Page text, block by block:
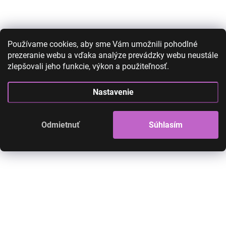
Používame cookies, aby sme Vám umožnili pohodlné
prezeranie webu a vďaka analýze prevádzky webu neustále
zlepšovali jeho funkcie, výkon a použiteľnosť.
Nastavenie
Odmietnuť Súhlasím
Kanekalon - farebné
copíky - fialovo modrá MC8
12,00 € 8,90 €
Kanekalon -
copíky - modro ružová
6,42 € bez DPH
12,00 € 7,90 €